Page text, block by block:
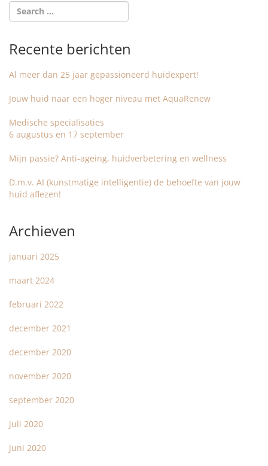
Recente berichten
Al meer dan 25 jaar gepassioneerd huidexpert!
Jouw huid naar een hoger niveau met AquaRenew
Medische specialisaties
6 augustus en 17 september
Mijn passie? Anti-ageing, huidverbetering en wellness
D.m.v. AI (kunstmatige intelligentie) de behoefte van jouw
huid aflezen!
Archieven
januari 2025
maart 2024
februari 2022
december 2021
december 2020
november 2020
september 2020
juli 2020
juni 2020